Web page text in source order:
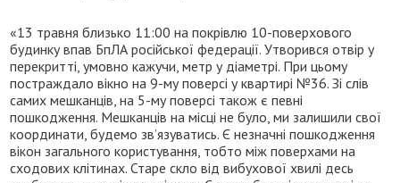
«13 травня близько 11:00 на покрівлю 10-поверхового
будинку впав БпЛА російської федерації. Утворився отвір у
перекритті, умовно кажучи, метр у діаметрі. При цьому
постраждало вікно на 9-му поверсі у квартирі №36. Зі слів
самих мешканців, на 5-му поверсі також є певні
пошкодження. Мешканців на місці не було, ми залишили свої
координати, будемо зв’язуватись. Є незначні пошкодження
вікон загального користування, тобто між поверхами на
сходових клітинах. Старе скло від вибухової хвилі десь